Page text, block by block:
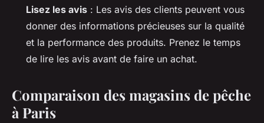
Lisez les avis : Les avis des clients peuvent vous
donner des informations précieuses sur la qualité
et la performance des produits. Prenez le temps
de lire les avis avant de faire un achat.
Comparaison des magasins de pêche
à Paris